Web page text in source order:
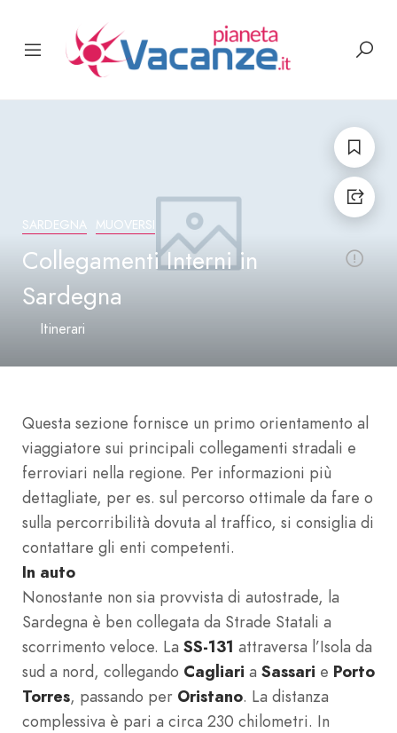
SARDEGNA MUOVERSI
Collegamenti Interni in
Sardegna
Itinerari
Questa sezione fornisce un primo orientamento al
viaggiatore sui principali collegamenti stradali e
ferroviari nella regione. Per informazioni più
dettagliate, per es. sul percorso ottimale da fare o
sulla percorribilità dovuta al traffico, si consiglia di
contattare gli enti competenti.
In auto
Nonostante non sia provvista di autostrade, la
Sardegna è ben collegata da Strade Statali a
scorrimento veloce. La SS-131 attraversa l’Isola da
sud a nord, collegando Cagliari a Sassari e Porto
Torres, passando per Oristano. La distanza
complessiva è pari a circa 230 chilometri. In